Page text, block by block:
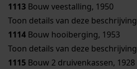
1113 Bouw veestalling, 1950
Toon details van deze beschrijving
1114 Bouw hooiberging, 1953
Toon details van deze beschrijving
1115 Bouw 2 druivenkassen, 1928